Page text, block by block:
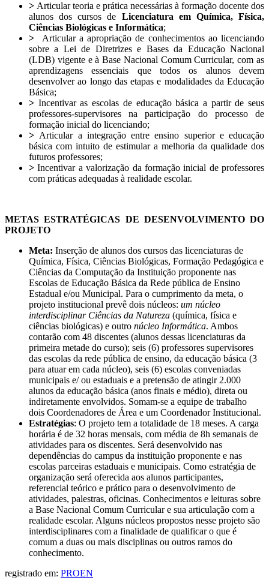
> Articular teoria e prática necessárias à formação docente dos
alunos dos cursos de Licenciatura em Química, Física,
Ciências Biológicas e Informática;
>
Articular a apropriação de conhecimentos ao licenciando
sobre a Lei de Diretrizes e Bases da Educação Nacional
(LDB) vigente e à Base Nacional Comum Curricular, com as
aprendizagens essenciais que todos os alunos devem
desenvolver ao longo das etapas e modalidades da Educação
Básica;
> Incentivar as escolas de educação básica a partir de seus
professores-supervisores na participação do processo de
formação inicial do licenciando;
> Articular a integração entre ensino superior e educação
básica com intuito de estimular a melhoria da qualidade dos
futuros professores;
>Incentivar a valorização da formação inicial de professores
com práticas adequadas à realidade escolar.
METAS ESTRATÉGICAS DE DESENVOLVIMENTO DO
PROJETO
Meta: Inserção de alunos dos cursos das licenciaturas de
Química, Física, Ciências Biológicas, Formação Pedagógica e
Ciências da Computação da Instituição proponente nas
Escolas de Educação Básica da Rede pública de Ensino
Estadual e/ou Municipal. Para o cumprimento da meta, o
projeto institucional prevê dois núcleos: um núcleo
interdisciplinar Ciências da Natureza (química, física e
ciências biológicas) e outro núcleo Informática. Ambos
contarão com 48 discentes (alunos dessas licenciaturas da
primeira metade do curso); seis (6) professores supervisores
das escolas da rede pública de ensino, da educação básica (3
para atuar em cada núcleo), seis (6) escolas conveniadas
municipais e/ ou estaduais e a pretensão de atingir 2.000
alunos da educação básica (anos finais e médio), direta ou
indiretamente envolvidos. Somam-se a equipe de trabalho
dois Coordenadores de Área e um Coordenador Institucional.
Estratégias: O projeto tem a totalidade de 18 meses. A carga
horária é de 32 horas mensais, com média de 8h semanais de
atividades para os discentes. Será desenvolvido nas
dependências do campus da instituição proponente e nas
escolas parceiras estaduais e municipais. Como estratégia de
organização será oferecida aos alunos participantes,
referencial teórico e prático para o desenvolvimento de
atividades, palestras, oficinas. Conhecimentos e leituras sobre
a Base Nacional Comum Curricular e sua articulação com a
realidade escolar. Alguns núcleos propostos nesse projeto são
interdisciplinares com a finalidade de qualificar o que é
comum a duas ou mais disciplinas ou outros ramos do
conhecimento.
registrado em: PROEN